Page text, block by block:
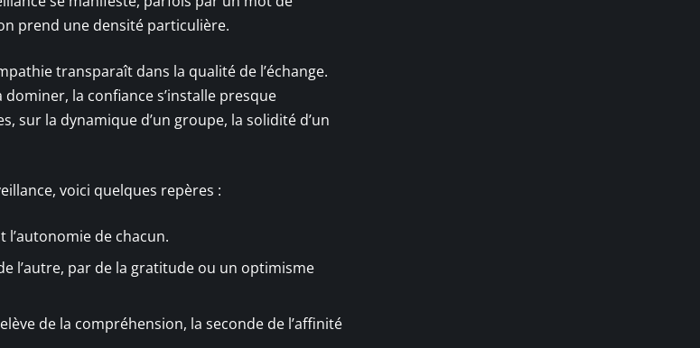
prend une densité particulière.
transparaît dans la qualité de l’échange.
la confiance s’installe presque
sur la dynamique d’un groupe, la solidité d’un
voici quelques repères :
l’autonomie de chacun.
l’autre, par de la gratitude ou un optimisme
de la compréhension, la seconde de l’affinité